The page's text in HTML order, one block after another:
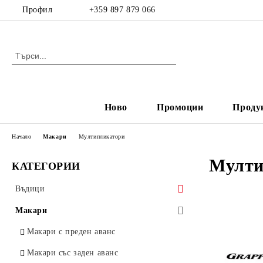
Профил +359 897 879 066
Ново Промоции
КАТЕГОРИИ
Въдици
Спининг
Кастинг
Фидер
Макари
Макари с преден аванс
Макари със заден аванс
Начало Макари Мултипликатори